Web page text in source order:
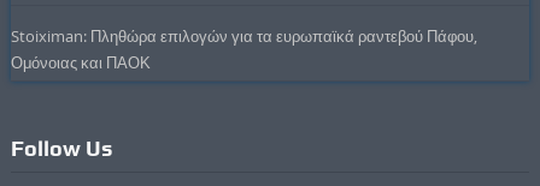
Stoiximan: Πληθώρα επιλογών για τα ευρωπαϊκά ραντεβού Πάφου,
Ομόνοιας και ΠΑΟΚ
Follow Us